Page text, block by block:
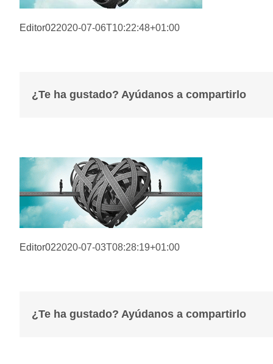
Editor022020-07-06T10:22:48+01:00
¿Te ha gustado? Ayúdanos a compartirlo
Editor022020-07-03T08:28:19+01:00
¿Te ha gustado? Ayúdanos a compartirlo